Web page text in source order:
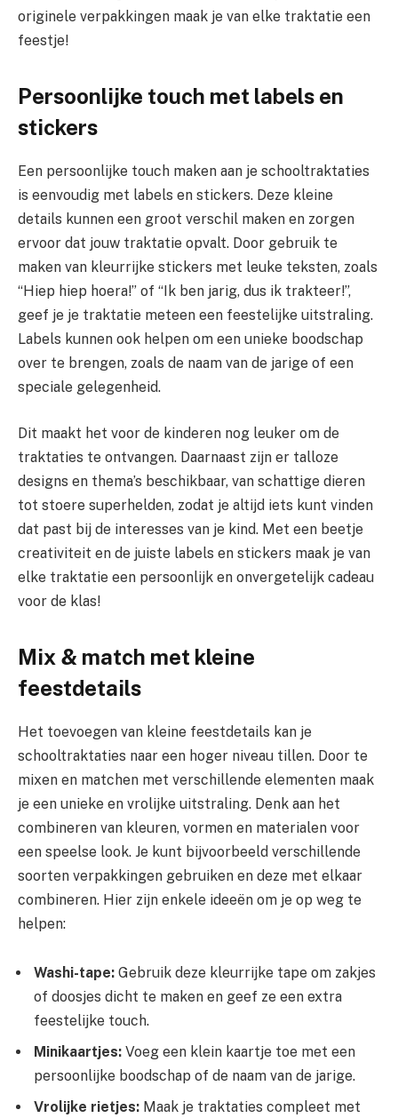
originele verpakkingen maak je van elke traktatie een
feestje!
Persoonlijke touch met labels en
stickers
Een persoonlijke touch maken aan je schooltraktaties
is eenvoudig met labels en stickers. Deze kleine
details kunnen een groot verschil maken en zorgen
ervoor dat jouw traktatie opvalt. Door gebruik te
maken van kleurrijke stickers met leuke teksten, zoals
“Hiep hiep hoera!” of “Ik ben jarig, dus ik trakteer!”,
geef je je traktatie meteen een feestelijke uitstraling.
Labels kunnen ook helpen om een unieke boodschap
over te brengen, zoals de naam van de jarige of een
speciale gelegenheid.
Dit maakt het voor de kinderen nog leuker om de
traktaties te ontvangen. Daarnaast zijn er talloze
designs en thema’s beschikbaar, van schattige dieren
tot stoere superhelden, zodat je altijd iets kunt vinden
dat past bij de interesses van je kind. Met een beetje
creativiteit en de juiste labels en stickers maak je van
elke traktatie een persoonlijk en onvergetelijk cadeau
voor de klas!
Mix & match met kleine
feestdetails
Het toevoegen van kleine feestdetails kan je
schooltraktaties naar een hoger niveau tillen. Door te
mixen en matchen met verschillende elementen maak
je een unieke en vrolijke uitstraling. Denk aan het
combineren van kleuren, vormen en materialen voor
een speelse look. Je kunt bijvoorbeeld verschillende
soorten verpakkingen gebruiken en deze met elkaar
combineren. Hier zijn enkele ideeën om je op weg te
helpen:
Washi-tape: Gebruik deze kleurrijke tape om zakjes
of doosjes dicht te maken en geef ze een extra
feestelijke touch.
Minikaartjes: Voeg een klein kaartje toe met een
persoonlijke boodschap of de naam van de jarige.
Vrolijke rietjes: Maak je traktaties compleet met